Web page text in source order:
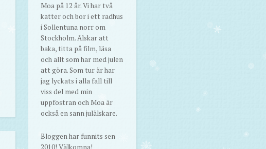
Moa på 12 år. Vi har två
katter och bor i ett radhus
i Sollentuna norr om
Stockholm. Älskar att
baka, titta på film, läsa
och allt som har med julen
att göra. Som tur är har
jag lyckats i alla fall till
viss del med min
uppfostran och Moa är
också en sann julälskare.
Bloggen har funnits sen
2010! Välkomna!